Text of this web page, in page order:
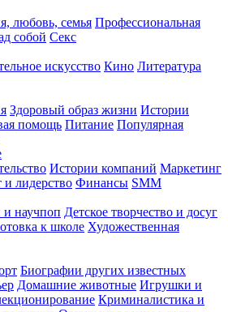
любовь, семья Профессиональная
собой Секс
искусство Кино Литература
Здоровый образ жизни Истории
помощь Питание Популярная
Истории компаний Маркетинг
лидерство Финансы SMM
и научпоп Детское творчество и досуг
к школе Художественная
Биографии других известных
Домашние животные Игрушки и
Криминалистика и